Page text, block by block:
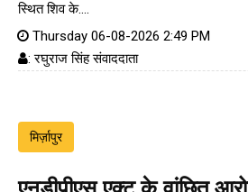
स्थित शिव के....
Thursday 06-08-2026 2:49 PM
: रघुराज सिंह संवाददाता
मिर्ज़ापुर